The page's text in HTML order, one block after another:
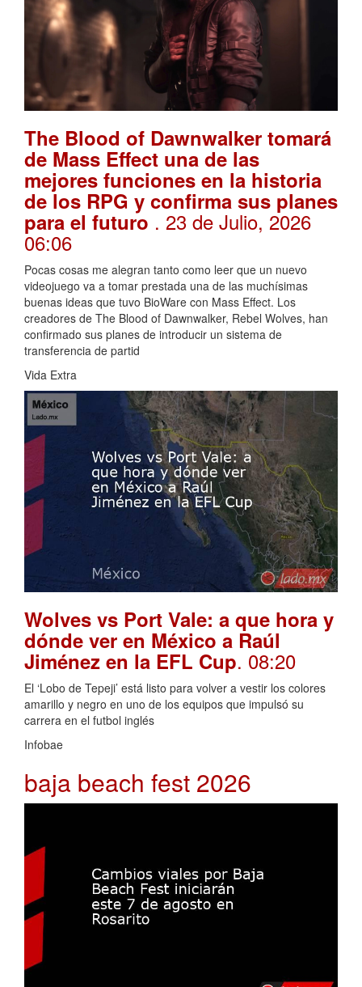
The Blood of Dawnwalker tomará
de Mass Effect una de las
mejores funciones en la historia
de los RPG y confirma sus planes
para el futuro . 23 de Julio, 2026
06:06
Pocas cosas me alegran tanto como leer que un nuevo
videojuego va a tomar prestada una de las muchísimas
buenas ideas que tuvo BioWare con Mass Effect. Los
creadores de The Blood of Dawnwalker, Rebel Wolves, han
confirmado sus planes de introducir un sistema de
transferencia de partid
Vida Extra
Wolves vs Port Vale: a que hora y
dónde ver en México a Raúl
Jiménez en la EFL Cup. 08:20
El ‘Lobo de Tepeji’ está listo para volver a vestir los colores
amarillo y negro en uno de los equipos que impulsó su
carrera en el futbol inglés
Infobae
baja beach fest 2026